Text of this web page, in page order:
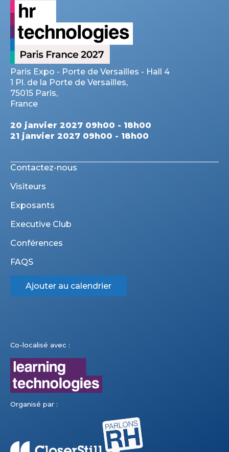
Paris Expo - Porte de Versailles - Hall 4
1 Pl. de la Porte de Versailles,
75015 Paris,
France
20 janvier 2027 09h00 - 18h00
21 janvier 2027 09h00 - 18h00
Contactez-nous
Visiteurs
Exposants
Executive Club
Conférences
FAQS
Ajouter au calendrier
Co-localisé avec :
Organisé par :